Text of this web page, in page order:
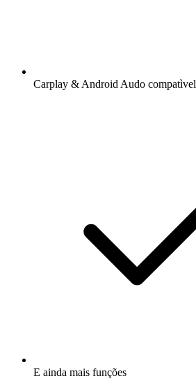
Carplay & Android Audo compatìvel
E ainda mais funções